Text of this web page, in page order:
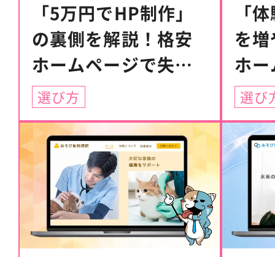
「5万円でHP制作」
の裏側を解説！格安
ホームページで失敗
しない5つのチェック
ポイント
選び方
「
を
ホ
選び